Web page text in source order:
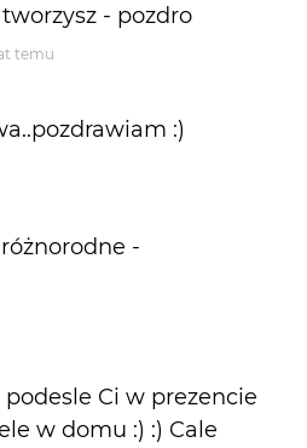
- pozdro
temu
:)
-
Ci w prezencie
w domu :) :) Cale